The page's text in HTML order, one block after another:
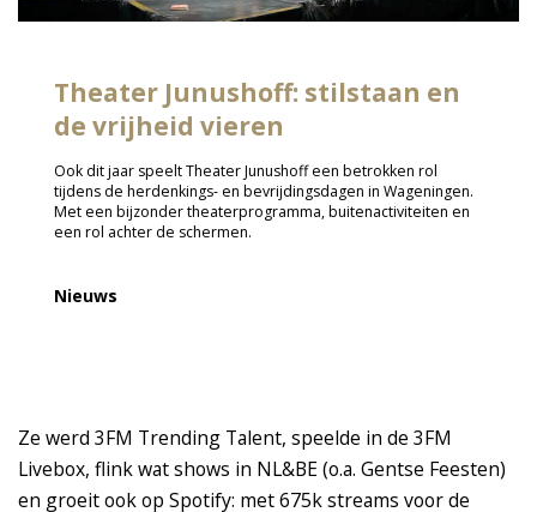
Theater Junushoff: stilstaan en
de vrijheid vieren
Ook dit jaar speelt Theater Junushoff een betrokken rol
tijdens de herdenkings- en bevrijdingsdagen in Wageningen.
Met een bijzonder theaterprogramma, buitenactiviteiten en
een rol achter de schermen.
Nieuws
Ze werd 3FM Trending Talent, speelde in de 3FM
Livebox, flink wat shows in NL&BE (o.a. Gentse Feesten)
en groeit ook op Spotify: met 675k streams voor de